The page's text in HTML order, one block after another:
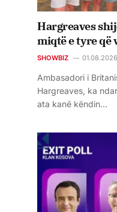
Hargreaves
miqtë e tyre që
SHOWBIZ
Ambasadori i
Hargreaves, ka
ata kanë këndin…